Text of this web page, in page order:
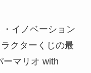
イノベーション
クターくじの最
ーマリオ with